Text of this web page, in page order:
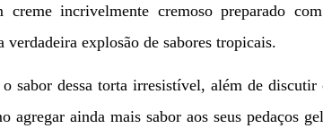
incrivelmente cremoso preparado
verdadeira explosão de sabores tropicais.
sabor dessa torta irresistível, além de discutir
agregar ainda mais sabor aos seus pedaços